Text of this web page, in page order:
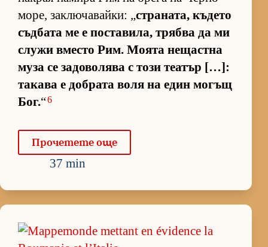
мо­ре, зак­лю­ча­вай­ки: „стра­на­та, къ­дето
съд­бата ме е пос­та­ви­ла, трябва да ми
служи вместо Рим. Мо­ята не­щас­тна
муза се за­до­во­лява с този те­а­тър […]:
та­кава е доб­рата воля на един мо­гъщ
Бог.“6
Про­че­тете още
37 min